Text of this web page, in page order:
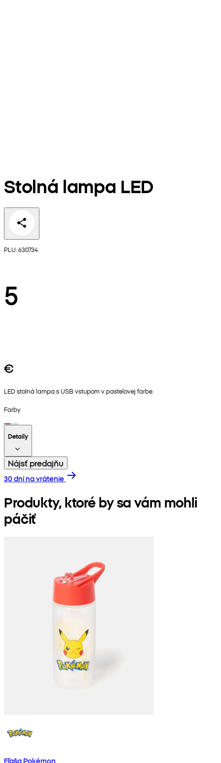
Stolná lampa LED
PLU: 630734
5
€
LED stolná lampa s USB vstupom v pastelovej farbe.
Farby
Detaily
Nájsť predajňu
30 dní na vrátenie
Produkty, ktoré by sa vám mohli
páčiť
Fľaša Pokémon